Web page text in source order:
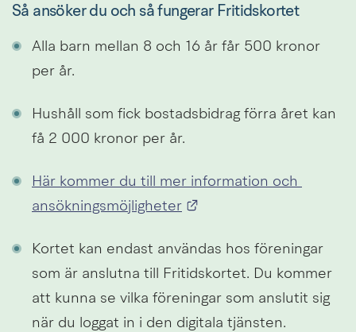
Så ansöker du och så fungerar Fritidskortet
Alla barn mellan 8 och 16 år får 500 kronor
per år.
Hushåll som fick bostadsbidrag förra året kan
få 2 000 kronor per år.
Här kommer du till mer information och
ansökningsmöjligheter
Kortet kan endast användas hos föreningar
som är anslutna till Fritidskortet. Du kommer
att kunna se vilka föreningar som anslutit sig
när du loggat in i den digitala tjänsten.